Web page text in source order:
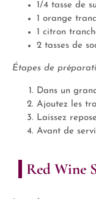
1/4 tasse de
1 orange
1 citron
2 tasses de
Étapes de
Dans un
Ajoutez les
Laissez
Avant de
Red Wine